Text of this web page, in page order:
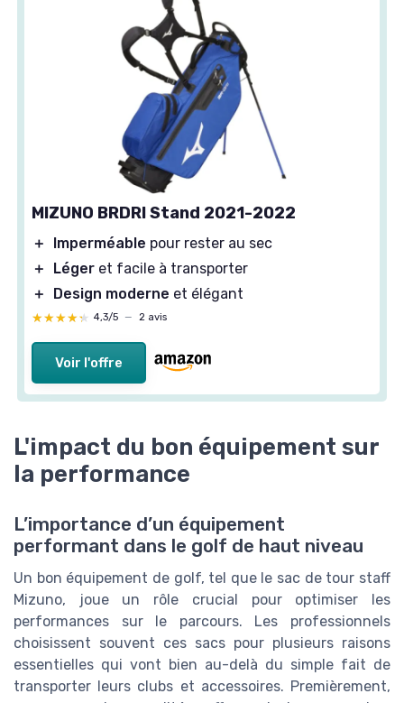
MIZUNO BRDRI Stand 2021-2022
＋ Imperméable pour rester au sec
＋
Léger et facile à transporter
＋
Design moderne et élégant
★★★★★
★★★★★ 4,3/5 — 2 avis
Voir l'offre
L'impact du bon équipement sur
la performance
L’importance d’un équipement
performant dans le golf de haut niveau
Un bon équipement de golf, tel que le sac de tour staff
Mizuno, joue un rôle crucial pour optimiser les
performances sur le parcours. Les professionnels
choisissent souvent ces sacs pour plusieurs raisons
essentielles qui vont bien au-delà du simple fait de
transporter leurs clubs et accessoires. Premièrement,